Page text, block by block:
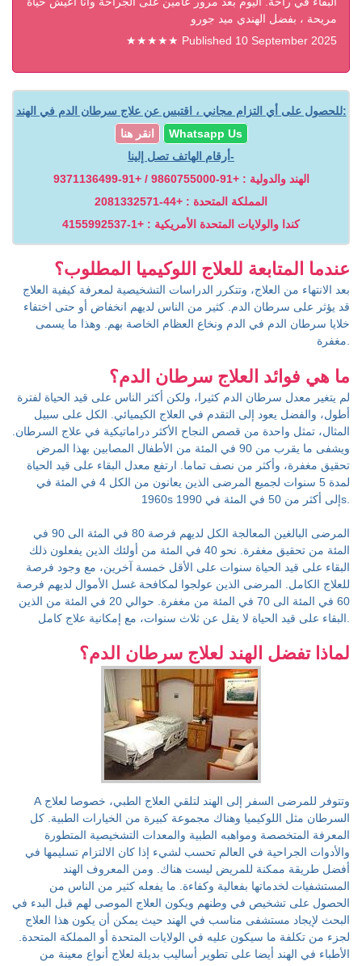
مريحة ، بفضل الهندي ميد جورو
★★★★★ Published 10 September 2025
للحصول على أي التزام مجاني ، اقتبس عن علاج سرطان الدم في الهند:
انقر هنا
Whatsapp Us
أرقام الهاتف تصل إلينا-
الهند والدولية : +91-9860755000 / +91-9371136499
المملكة المتحدة : +44-2081332571
كندا والولايات المتحدة الأمريكية : +1-4155992537
عندما المتابعة للعلاج اللوكيميا المطلوب؟
بعد الانتهاء من العلاج، وتتكرر الدراسات التشخيصية لمعرفة كيفية العلاج
قد يؤثر على سرطان الدم. كثير من الناس لديهم انخفاض أو حتى اختفاء
خلايا سرطان الدم في الدم ونخاع العظام الخاصة بهم. وهذا ما يسمى
مغفرة.
ما هي فوائد العلاج سرطان الدم؟
لم يتغير معدل سرطان الدم كثيرا، ولكن أكثر الناس على قيد الحياة لفترة
أطول، والفضل يعود إلى التقدم في العلاج الكيميائي. الكل على سبيل
المثال، تمثل واحدة من قصص النجاح الأكثر دراماتيكية في علاج السرطان.
ويشفى ما يقرب من 90 في المئة من الأطفال المصابين بهذا المرض
تحقيق مغفرة، وأكثر من نصف تماما. ارتفع معدل البقاء على قيد الحياة
لمدة 5 سنوات لجميع المرضى الذين يعانون من الكل 4 في المئة في
1960s إلى أكثر من 50 في المئة في 1990s.
المرضى البالغين المعالجة الكل لديهم فرصة 80 في المئة الى 90 في
المئة من تحقيق مغفرة. نحو 40 في المئة من أولئك الذين يفعلون ذلك
البقاء على قيد الحياة سنوات على الأقل خمسة آخرين، مع وجود فرصة
للعلاج الكامل. المرضى الذين عولجوا لمكافحة غسل الأموال لديهم فرصة
60 في المئة الى 70 في المئة من مغفرة. حوالي 20 في المئة من الذين
لماذا تفضل الهند لعلاج سرطان الدم؟
A وتتوفر للمرضى السفر إلى الهند لتلقي العلاج الطبي، خصوصا لعلاج
السرطان مثل اللوكيميا وهناك مجموعة كبيرة من الخيارات الطبية. كل
المعرفة المتخصصة ومواهبه الطبية والمعدات التشخيصية المتطورة
والأدوات الجراحية في العالم تحسب لشيء إذا كان الالتزام تسليمها في
أفضل طريقة ممكنة للمريض ليست هناك. ومن المعروف الهند
المستشفيات لخدماتها بفعالية وكفاءة. ما يفعله كثير من الناس من
الحصول على تشخيص في وطنهم ويكون العلاج الموصى لهم قبل البدء في
البحث لإيجاد مستشفى مناسب في الهند حيث يمكن أن يكون هذا العلاج
لجزء من تكلفة ما سيكون عليه في الولايات المتحدة أو المملكة المتحدة.
الأطباء في الهند أيضا على تطوير أساليب بديلة لعلاج أنواع معينة من